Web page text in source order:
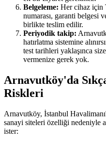
Belgeleme: Her cihaz için
numarası, garanti
birlikte teslim edilir.
Periyodik takip:
hatırlatma sistemine
test tarihleri yaklaşınca
vermenize gerek yok.
Arnavutköy'da
Riskleri
Arnavutköy, İstanbul
sanayi siteleri özelliği nedeniyle
ister: